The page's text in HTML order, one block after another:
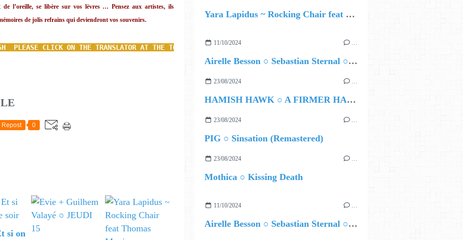
de l’oreille, se libère sur vos lèvres …Pensez aux artistes, ils
de jolis refrains qui deviendront vos souvenirs.
PLEASE CLICK ON THE TRANSLATOR AT THE TOP LEFT, THEN ENGLISH
Repost 0
si on
Yara Lapidus ~ Rocking Chair feat Thomas Monica
11/10/2024 …
Airelle Besson ○ Sebastian Sternal ○ Jonas Burgwinkel
23/08/2024 …
HAMISH HAWK ○ A FIRMER HAND
23/08/2024 …
PIG ○ Sinsation (Remastered)
23/08/2024 …
Mothica ○ Kissing Death
11/10/2024 …
Airelle Besson ○ Sebastian Sternal ○ Jonas Burgwinkel